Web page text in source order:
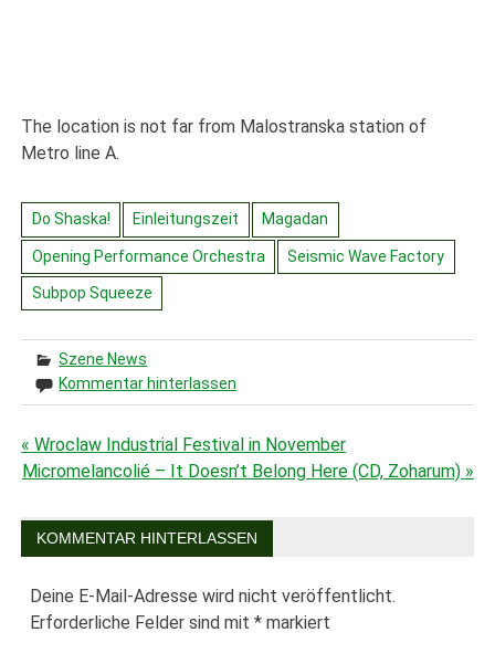
The location is not far from Malostranska station of
Metro line A.
Do Shaska! Einleitungszeit Magadan
Opening Performance Orchestra Seismic Wave Factory
Subpop Squeeze
Szene News
Kommentar hinterlassen
Beitragsnavigation
« Wroclaw Industrial Festival in November
Micromelancolié ‎– It Doesn’t Belong Here (CD, Zoharum) »
KOMMENTAR HINTERLASSEN
Deine E-Mail-Adresse wird nicht veröffentlicht.
Erforderliche Felder sind mit* markiert